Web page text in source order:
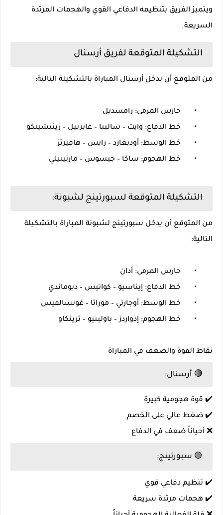
ويتميز الفريق بتنظيمه الدفاعي القوي والهجمات المرتدة
السريعة.
التشكيلة المتوقعة لفريق أرسنال
من المتوقع أن يدخل أرسنال المباراة بالتشكيلة التالية:
•
حارس المرمى: رامسديل
•
خط الدفاع: وايت – ساليبا – غابرييل – زينتشينكو
•
خط الوسط: أوديغارد – رايس – هافيرتز
•
خط الهجوم: ساكا – جيسوس – مارتينيلي
التشكيلة المتوقعة لسبورتينج لشبونة:
من المتوقع أن يدخل سبورتينج لشبونة المباراة بالتشكيلة
التالية:
•
حارس المرمى: أدان
•
خط الدفاع: إيناسيو – كواتيس – ديوماندي
•
خط الوسط: أوجارتي – موراتا – غونسالفيس
•
خط الهجوم: إدواردز – باولينيو – ترينكاو
نقاط القوة والضعف في المباراة
🔴 أرسنال:
✔️ قوة هجومية كبيرة
✔️ ضغط عالي على الخصم
❌ أحياناً ضعف في الدفاع
🟢 سبورتينج:
✔️ تنظيم دفاعي قوي
✔️ هجمات مرتدة سريعة